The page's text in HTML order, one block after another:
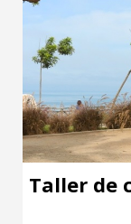
Taller de